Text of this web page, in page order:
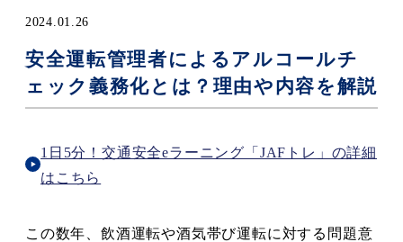
2024.01.26
安全運転管理者によるアルコールチ
ェック義務化とは？理由や内容を解説
1日5分！交通安全eラーニング「JAFトレ」の詳細
はこちら
この数年、飲酒運転や酒気帯び運転に対する問題意